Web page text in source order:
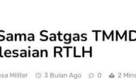
Satgas
RTLH
Militer 3 Bulan Ago 0 2